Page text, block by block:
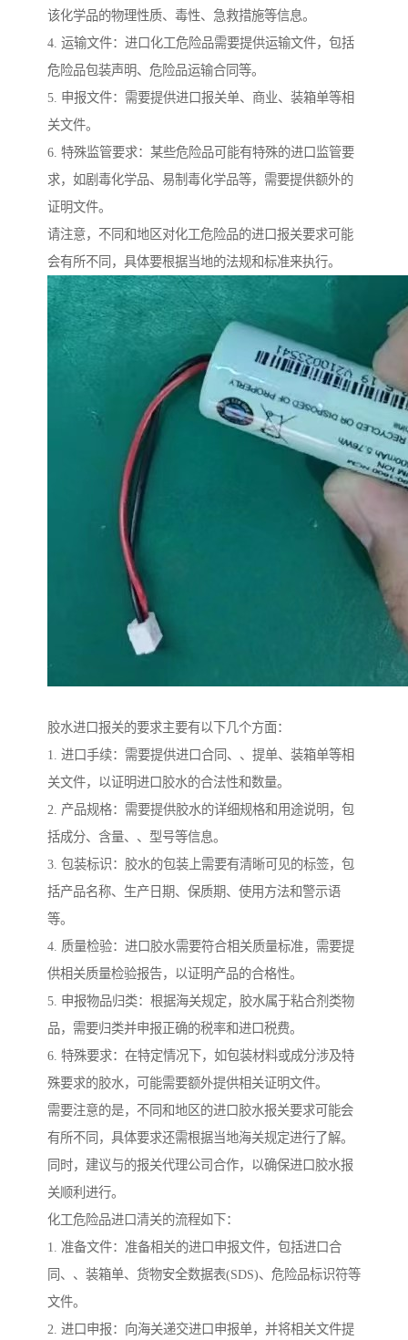
该化学品的物理性质、毒性、急救措施等信息。
4. 运输文件：进口化工危险品需要提供运输文件，包括
危险品包装声明、危险品运输合同等。
5. 申报文件：需要提供进口报关单、商业、装箱单等相
关文件。
6. 特殊监管要求：某些危险品可能有特殊的进口监管要
求，如剧毒化学品、易制毒化学品等，需要提供额外的
证明文件。
请注意，不同和地区对化工危险品的进口报关要求可能
会有所不同，具体要根据当地的法规和标准来执行。
胶水进口报关的要求主要有以下几个方面：
1. 进口手续：需要提供进口合同、、提单、装箱单等相
关文件，以证明进口胶水的合法性和数量。
2. 产品规格：需要提供胶水的详细规格和用途说明，包
括成分、含量、、型号等信息。
3. 包装标识：胶水的包装上需要有清晰可见的标签，包
括产品名称、生产日期、保质期、使用方法和警示语
等。
4. 质量检验：进口胶水需要符合相关质量标准，需要提
供相关质量检验报告，以证明产品的合格性。
5. 申报物品归类：根据海关规定，胶水属于粘合剂类物
品，需要归类并申报正确的税率和进口税费。
6. 特殊要求：在特定情况下，如包装材料或成分涉及特
殊要求的胶水，可能需要额外提供相关证明文件。
需要注意的是，不同和地区的进口胶水报关要求可能会
有所不同，具体要求还需根据当地海关规定进行了解。
同时，建议与的报关代理公司合作，以确保进口胶水报
关顺利进行。
化工危险品进口清关的流程如下：
1. 准备文件：准备相关的进口申报文件，包括进口合
同、、装箱单、货物安全数据表(SDS)、危险品标识符等
文件。
2. 进口申报：向海关递交进口申报单，并将相关文件提